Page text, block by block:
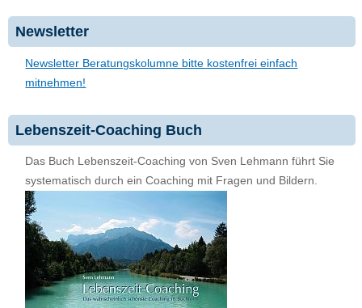
Newsletter
Newsletter Beratungskolumne bitte kostenfrei einfach
mitnehmen!
Lebenszeit-Coaching Buch
Das Buch Lebenszeit-Coaching von Sven Lehmann führt Sie
systematisch durch ein Coaching mit Fragen und Bildern.